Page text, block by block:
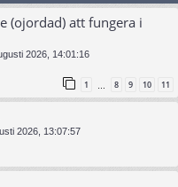
(ojordad) att fungera i
2026, 14:01:16
1 … 8 9 10 11
2026, 13:07:57